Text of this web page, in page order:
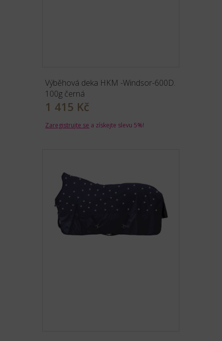
Výběhová deka HKM -Windsor-600D.
100g černá
1 415 Kč
Zaregistrujte se a získejte slevu 5%!